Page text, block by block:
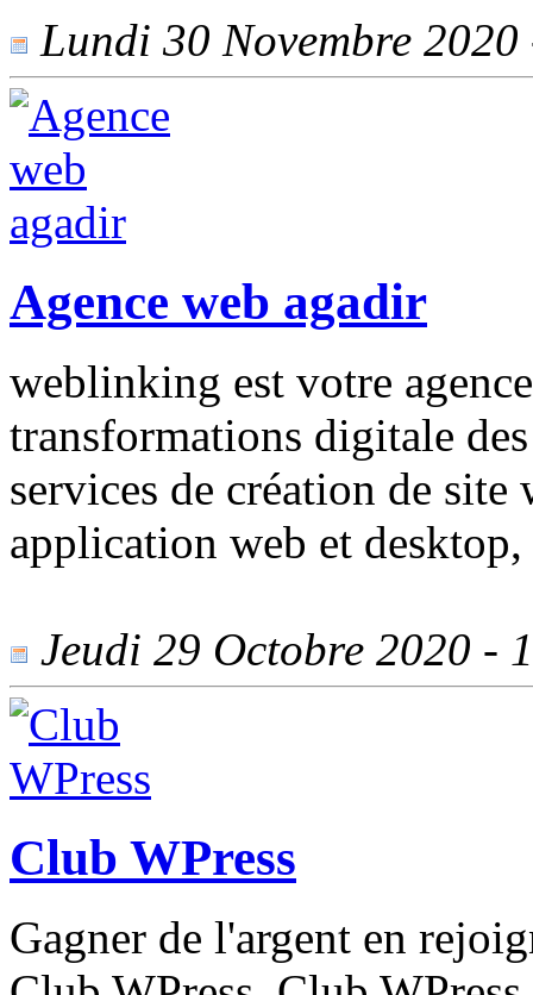
Lundi 30 Novembre
Agence web agadir
weblinking est votre
transformations digitale
services de création de site
application web et
Jeudi 29 Octobre 2020 -
Club WPress
Gagner de l'argent en